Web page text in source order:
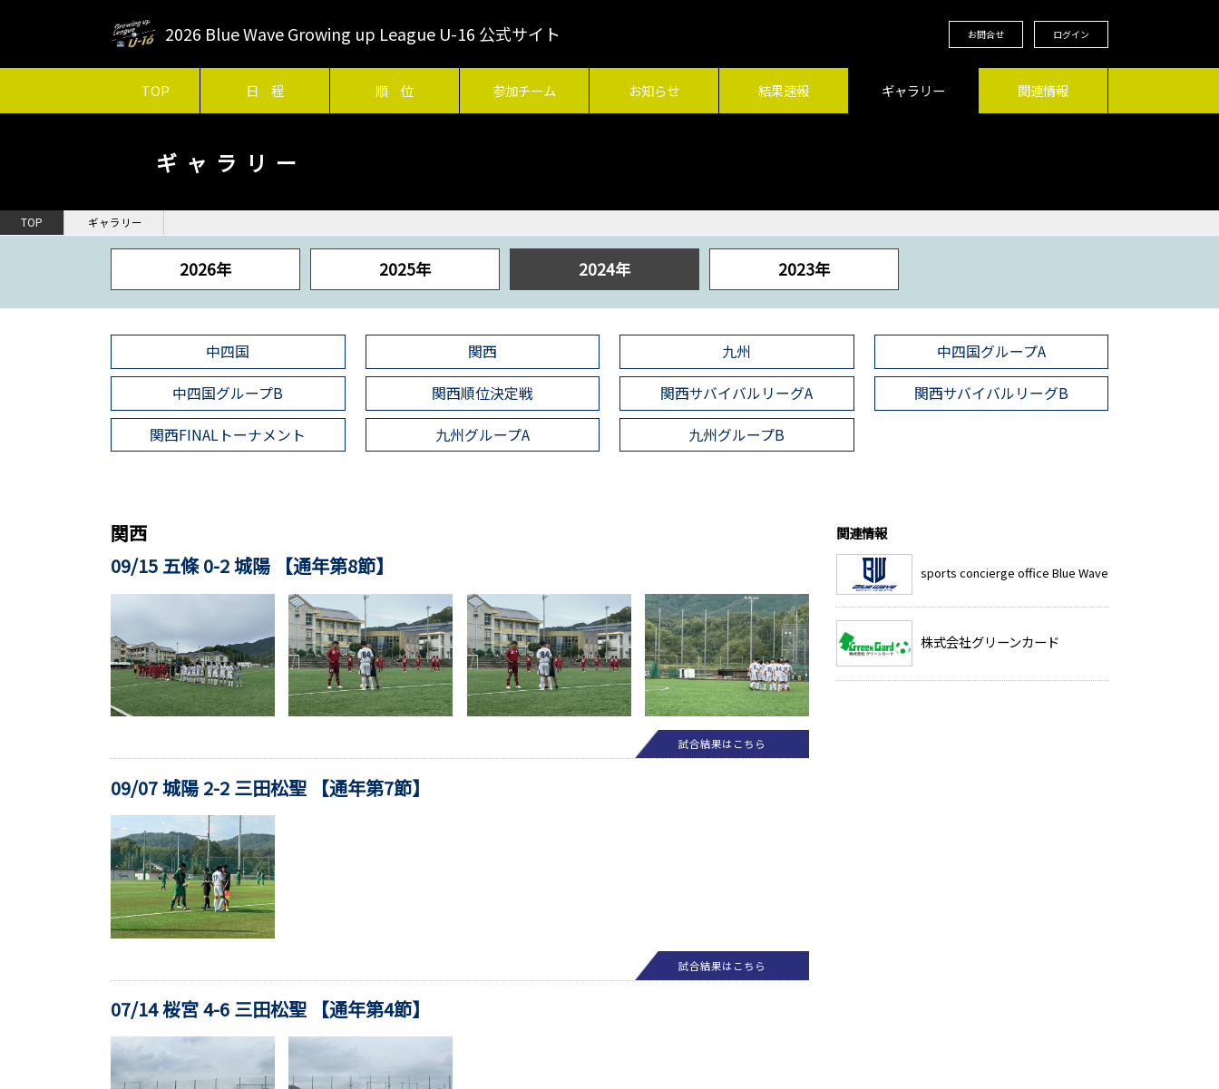
2026 Blue Wave Growing up League U-16 公式サイト お問合せ ログイン
TOP 日 程 順 位 参加チーム お知らせ 結果速報 ギャラリー 関連情報
ギャラリー
TOP ギャラリー
2026年 2025年 2024年 2023年
中四国 関西 九州
中四国グループA
中四国グループB
関西順位決定戦 関西サバイバルリーグA
関西サバイバルリーグB
関西FINALトーナメント
九州グループA 九州グループB
関西
09/15 五條 0-2 城陽 【通年第8節】
試合結果はこちら
09/07 城陽 2-2 三田松聖 【通年第7節】
試合結果はこちら
07/14 桜宮 4-6 三田松聖 【通年第4節】
関連情報
sports concierge office Blue Wave
株式会社グリーンカード